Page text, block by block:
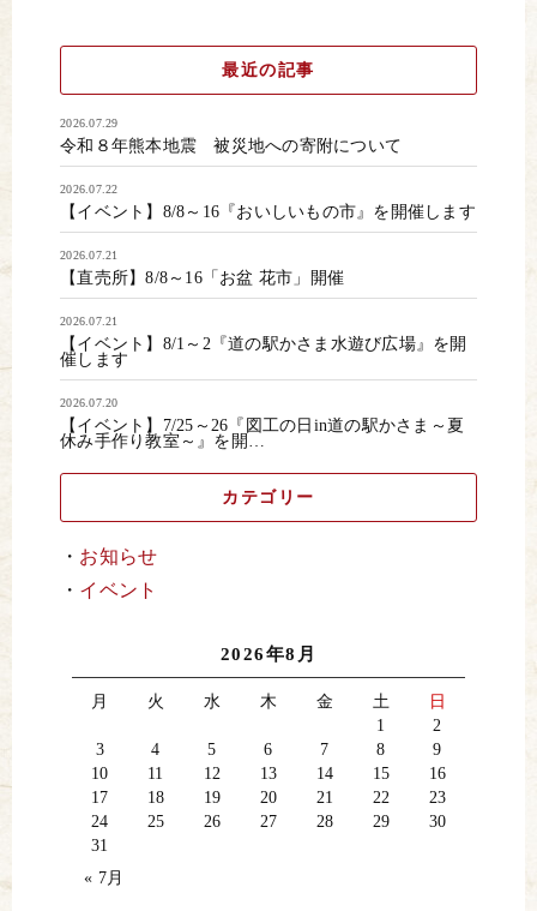
最近の記事
2026.07.29
令和８年熊本地震 被災地への寄附について
2026.07.22
【イベント】8/8～16『おいしいもの市』を開催します
2026.07.21
【直売所】8/8～16「お盆 花市」開催
2026.07.21
【イベント】8/1～2『道の駅かさま水遊び広場』を開
催します
2026.07.20
【イベント】7/25～26『図工の日in道の駅かさま～夏
休み手作り教室～』を開…
カテゴリー
お知らせ
イベント
2026年8月
月 火 水 木 金 土
日
1
2
3
4 5 6 7 8
9
10
11 12 13 14 15
16
17
18 19 20 21 22
23
24
25 26 27 28 29
30
31
« 7月